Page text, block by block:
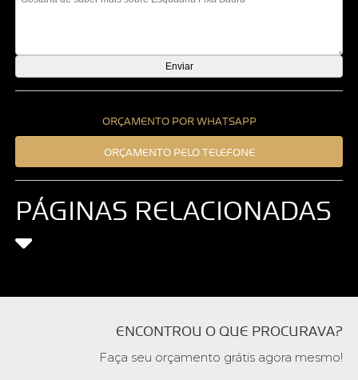
ORÇAMENTO POR WHATSAPP
ORÇAMENTO PELO TELEFONE
PÁGINAS RELACIONADAS
ENCONTROU O QUE PROCURAVA?
Faça seu orçamento grátis agora mesmo!